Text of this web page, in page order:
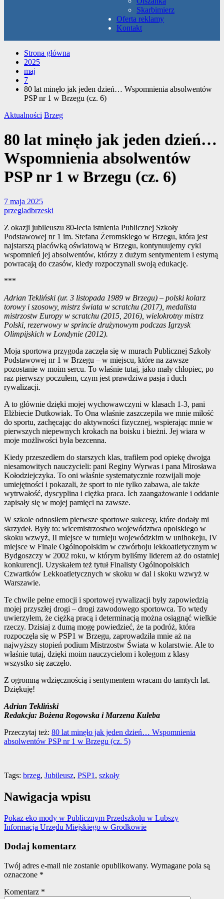
Skarbimierz
Oferta reklamy
Kontakt
Strona główna
2025
maj
7
80 lat minęło jak jeden dzień… Wspomnienia absolwentów
PSP nr 1 w Brzegu (cz. 6)
Aktualności Brzeg
80 lat minęło jak jeden dzień…
Wspomnienia absolwentów
PSP nr 1 w Brzegu (cz. 6)
7 maja 2025
przegladbrzeski
Z okazji jubileuszu 80-lecia istnienia Publicznej Szkoły
Podstawowej nr 1 im. Stefana Żeromskiego w Brzegu, która jest
najstarszą placówką oświatową w Brzegu, kontynuujemy cykl
wspomnień jej absolwentów, którzy z dużym sentymentem i estymą
powracają do czasów, kiedy rozpoczynali swoją edukację.
***
Adrian Tekliński (ur. 3 listopada 1989 w Brzegu) – polski kolarz
torowy i szosowy, mistrz świata w scratchu (2017), medalista
mistrzostw Europy w scratchu (2015, 2016), wielokrotny mistrz
Polski, rezerwowy w sprincie drużynowym podczas Igrzysk
Olimpijskich w Londynie (2012).
Moja sportowa przygoda zaczęła się w murach Publicznej Szkoły
Podstawowej nr 1 w Brzegu – w miejscu, które na zawsze
pozostanie w moim sercu. To właśnie tutaj, jako mały chłopiec, po
raz pierwszy poczułem, czym jest prawdziwa pasja i duch
rywalizacji.
A to głównie dzięki mojej wychowawczyni w klasach 1-3, pani
Elżbiecie Dutkowiak. To Ona właśnie zaszczepiła we mnie miłość
do sportu, zachęcając do aktywności fizycznej, wspierając mnie w
pierwszych niepewnych krokach na boisku i bieżni. Jej wiara w
moje możliwości była bezcenna.
Kiedy przeszedłem do starszych klas, trafiłem pod opiekę dwojga
niesamowitych nauczycieli: pani Reginy Wyrwas i pana Mirosława
Kołodziejczyka. To oni właśnie systematycznie rozwijali moje
umiejętności i pokazali, że sport to nie tylko zabawa, ale także
wytrwałość, dyscyplina i ciężka praca. Ich zaangażowanie i oddanie
zapisały się w mojej pamięci na zawsze.
W szkole odnosiłem pierwsze sportowe sukcesy, które dodały mi
skrzydeł. Były to: wicemistrzostwo województwa opolskiego w
skoku wzwyż, II miejsce w turnieju wojewódzkim w unihokeju, IV
miejsce w Finale Ogólnopolskim w czwórboju lekkoatletycznym w
Bydgoszczy w 2002 roku, w którym byliśmy liderem aż do ostatniej
konkurencji. Uzyskałem też tytuł Finalisty Ogólnopolskich
Czwartków Lekkoatletycznych w skoku w dal i skoku wzwyż w
Warszawie.
Te chwile pełne emocji i sportowej rywalizacji były zapowiedzią
mojej przyszłej drogi – drogi zawodowego sportowca. To wtedy
uwierzyłem, że ciężką pracą i determinacją można osiągnąć wielkie
rzeczy. Dzisiaj z dumą mogę powiedzieć, że ta podróż, która
rozpoczęła się w PSP1 w Brzegu, zaprowadziła mnie aż na
najwyższy stopień podium Mistrzostw Świata w kolarstwie. Ale to
właśnie tutaj, dzięki moim nauczycielom i kolegom z klasy
wszystko się zaczęło.
Z ogromną wdzięcznością i sentymentem wracam do tamtych lat.
Dziękuję!
Adrian Tekliński
Redakcja: Bożena Rogowska i Marzena Kuleba
Przeczytaj też: 80 lat minęło jak jeden dzień… Wspomnienia
absolwentów PSP nr 1 w Brzegu (cz. 5)
Tags: brzeg, Jubileusz, PSP1 , szkoły
Nawigacja wpisu
Pokaz eko mody w Publicznym Przedszkolu w Lubszy
Informacja Urzędu Miejskiego w Grodkowie
Dodaj komentarz
Twój adres e-mail nie zostanie opublikowany. Wymagane pola są
oznaczone *
Komentarz *